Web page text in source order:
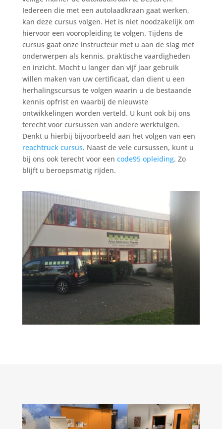
Iedereen die met een autolaadkraan gaat werken,
kan deze cursus volgen. Het is niet noodzakelijk om
hiervoor een vooropleiding te volgen. Tijdens de
cursus gaat onze instructeur met u aan de slag met
onderwerpen als kennis, praktische vaardigheden
en inzicht. Mocht u langer dan vijf jaar gebruik
willen maken van uw certificaat, dan dient u een
herhalingscursus te volgen waarin u de bestaande
kennis opfrist en waarbij de nieuwste
ontwikkelingen worden verteld. U kunt ook bij ons
terecht voor cursussen van andere werktuigen.
Denkt u hierbij bijvoorbeeld aan het volgen van een
reachtruck cursus. Naast de vele cursussen, kunt u
bij ons ook terecht voor een code95 opleiding. Zo
blijft u beroepsmatig rijden.